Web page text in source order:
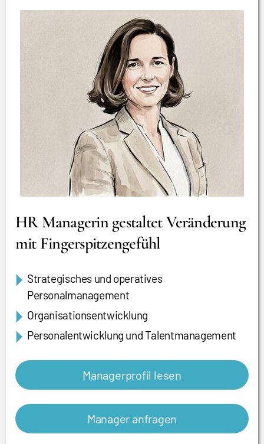
HR Managerin gestaltet Veränderung
mit Fingerspitzengefühl
Strategisches und operatives
Personalmanagement
Organisationsentwicklung
Personalentwicklung und Talentmanagement
Managerprofil lesen
Manager anfragen